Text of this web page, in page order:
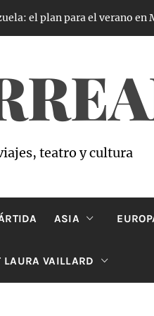
el plan para el verano en
teatro y cultura
ASIA
LAURA VAILLARD